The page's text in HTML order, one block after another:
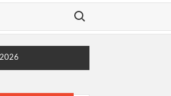
Search for: